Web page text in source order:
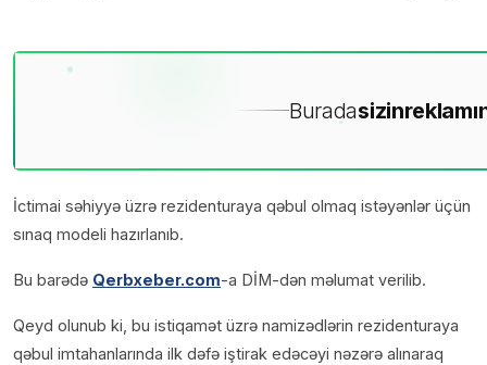
Buradasizin
İctimai səhiyyə üzrə rezidenturaya qəbul olmaq istəyənlər üçün
sınaq modeli hazırlanıb.
Bu barədə Qerbxeber.com-a DİM-dən məlumat verilib.
Qeyd olunub ki, bu istiqamət üzrə namizədlərin rezidenturaya
qəbul imtahanlarında ilk dəfə iştirak edəcəyi nəzərə alınaraq